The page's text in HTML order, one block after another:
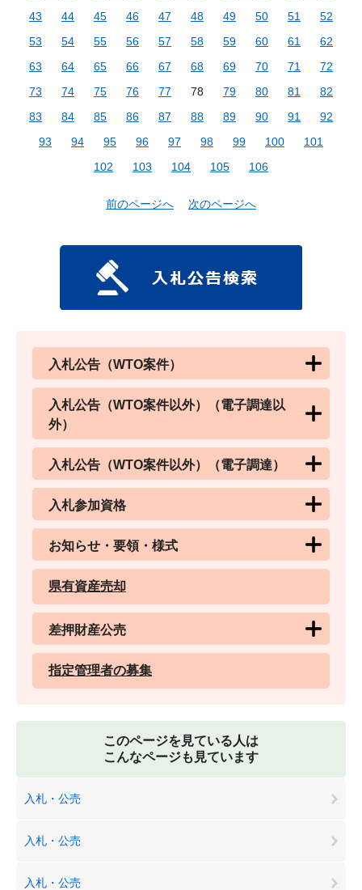
43
44 45 46 47 48 49 50 51
52
53
54 55 56 57 58 59 60 61
62
63
64 65 66 67 68 69 70 71
72
73
74 75 76 77 78 79 80 81
82
83
84 85 86 87 88 89 90 91
92
93
94 95 96 97 98 99 100
101
102
103 104 105 106
前のページへ 次のページへ
入札公告（WTO案件）
入札公告（WTO案件以外）（電子調達以
外）
入札公告（WTO案件以外）（電子調達）
入札参加資格
お知らせ・要領・様式
県有資産売却
差押財産公売
指定管理者の募集
このページを見ている人は
こんなページも見ています
入札・公売
入札・公売
入札・公売